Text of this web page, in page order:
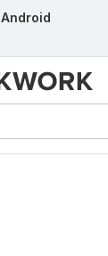
Android